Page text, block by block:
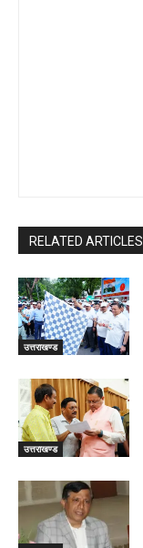
RELATED ARTICLES
उत्तराखण्ड
उत्तराखण्ड